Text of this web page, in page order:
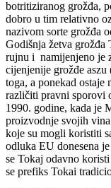
botritiziranog grožđa,
dobro u tim relativno
nazivom sorte grožđa
Godišnja žetva grožđa
rujnu i namijenjeno je
cijenjenije grožđe
toga, a ponekad ostaje
različiti pravni sporovi
1990. godine, kada je
proizvodnje svojih
koje su mogli koristiti
odluka EU donesena
se Tokaj odavno
se prefiks Tokai